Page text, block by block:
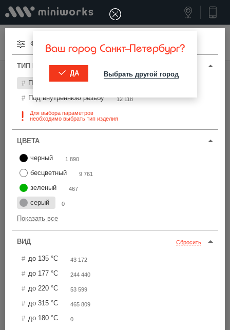
Меню Ваш город Санкт-Петербург?
ДА Выбрать другой город
МИНИВОРКС ПРО ТЕРМОСТОЙКИЕ ИЗДЕЛИЯ
Фильтры
Фильтры
ТИП И ПАРАМЕТРЫ
Под наружную резьбу
Под внутреннюю резьбу 12 118
Для выбора параметров
необходимо выбрать тип изделия
ЦВЕТА
черный 1 890
бесцветный 9 761
зеленый 467
серый 0
Показать все
ВИД Сбросить
до 135 °С 43 172
до 177 °С 244 440
до 220 °С 53 599
до 315 °С 465 809
до 180 °С 0
Цена по возрастанию